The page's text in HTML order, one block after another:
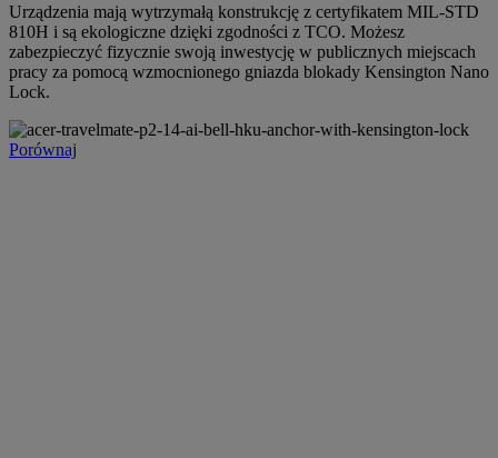
Urządzenia mają wytrzymałą konstrukcję z certyfikatem MIL-STD
810H i są ekologiczne dzięki zgodności z TCO. Możesz
zabezpieczyć fizycznie swoją inwestycję w publicznych miejscach
pracy za pomocą wzmocnionego gniazda blokady Kensington Nano
Lock.
Porównaj